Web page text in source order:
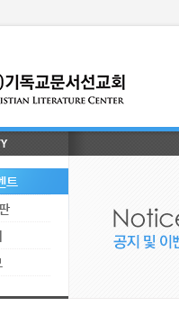
트